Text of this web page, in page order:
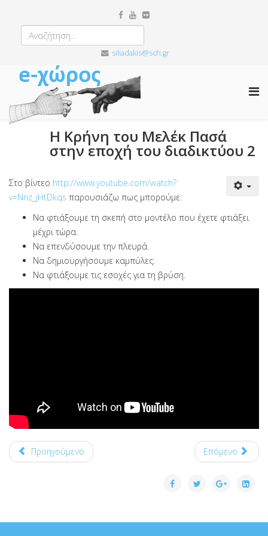
siliadakis@sch.gr
Η Κρήνη του Μελέκ Πασά
στην εποχή του διαδικτύου 2
Στο βίντεο http://www.youtube.com/watch?
v=Nnz_jHtDkqs παρουσιάζω πως μπορούμε:
Να φτιάξουμε τη σκεπή στο μοντέλο που έχετε φτιάξει
μέχρι τώρα.
Να επενδύσουμε την πλευρά.
Να δημιουργήσουμε καμπύλες.
Να φτιάξουμε τις εσοχές για τη βρύση.
Προηγούμενο Επόμενο